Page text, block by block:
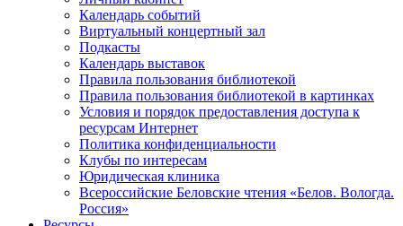
Календарь событий
Виртуальный концертный зал
Подкасты
Календарь выставок
Правила пользования библиотекой
Правила пользования библиотекой в картинках
Условия и порядок предоставления доступа к
ресурсам Интернет
Политика конфиденциальности
Клубы по интересам
Юридическая клиника
Всероссийские Беловские чтения «Белов. Вологда.
Россия»